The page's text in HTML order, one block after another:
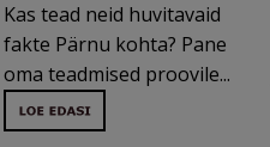
Kas tead neid huvitavaid
fakte Pärnu kohta? Pane
oma teadmised proovile...